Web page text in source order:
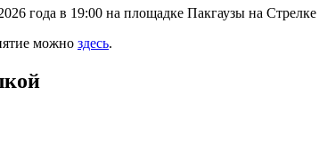
года в 19:00 на площадке Пакгаузы на
можно здесь.